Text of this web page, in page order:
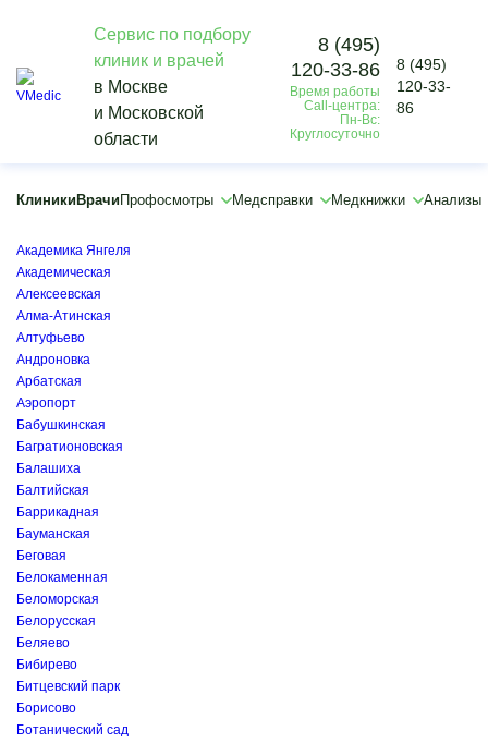
Сервис по подбору
клиник и врачей
в Москве
и Московской
области
8 (495)
120-33-86
Время работы
Call-центра:
Пн-Вс:
Круглосуточно
8 (495)
120-33-
86
Клиники Врачи Профосмотры Медсправки Медкнижки Анализы
Vmedic
Анализы
Биохимический анализ мочи
Анализ мочи на калий
Авиамоторная
Академика Янгеля
Академическая
Алексеевская
Алма-Атинская
Алтуфьево
Андроновка
Арбатская
Аэропорт
Бабушкинская
Багратионовская
Балашиха
Балтийская
Баррикадная
Бауманская
Беговая
Белокаменная
Беломорская
Белорусская
Беляево
Бибирево
Битцевский парк
Борисово
Ботанический сад